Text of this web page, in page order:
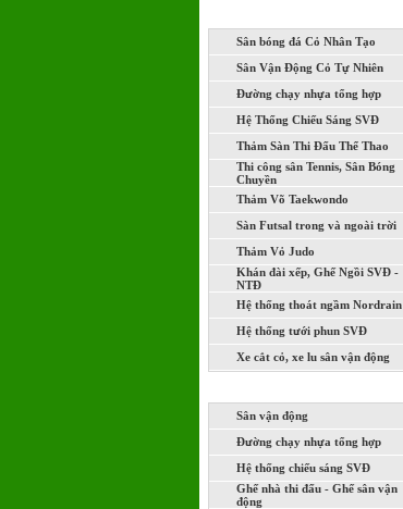
Sân bóng đá Cỏ Nhân Tạo
Sân Vận Động Cỏ Tự Nhiên
Đường chạy nhựa tổng hợp
Hệ Thống Chiếu Sáng SVĐ
Thảm Sàn Thi Đấu Thể Thao
Thi công sân Tennis, Sân Bóng
Chuyền
Thảm Võ Taekwondo
Sàn Futsal trong và ngoài trời
Thảm Vỏ Judo
Khán đài xếp, Ghế Ngồi SVĐ -
NTĐ
Hệ thống thoát ngầm Nordrain
Hệ thống tưới phun SVĐ
Xe cắt cỏ, xe lu sân vận động
Sân vận động
Đường chạy nhựa tổng hợp
Hệ thống chiếu sáng SVĐ
Ghế nhà thi đấu - Ghế sân vận
động